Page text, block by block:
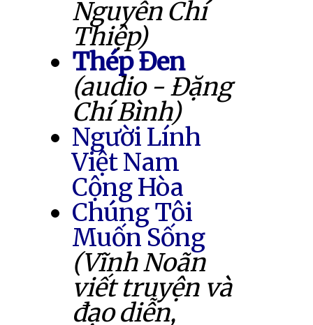
Nguyễn Chí
Thiệp)
Thép Đen
(audio - Đặng
Chí Bình)
Người Lính
Việt Nam
Cộng Hòa
Chúng Tôi
Muốn Sống
(Vĩnh Noãn
viết truyện và
đạo diễn,